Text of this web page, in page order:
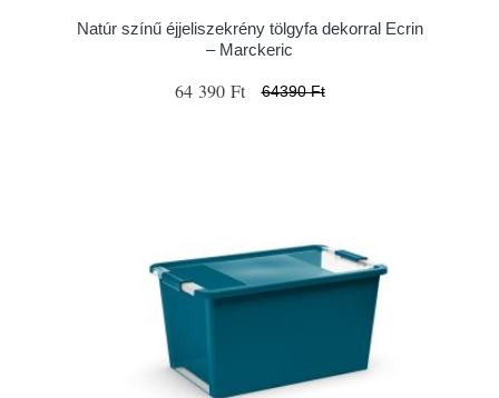
Natúr színű éjjeliszekrény tölgyfa dekorral Ecrin
– Marckeric
64 390 Ft 64390 Ft